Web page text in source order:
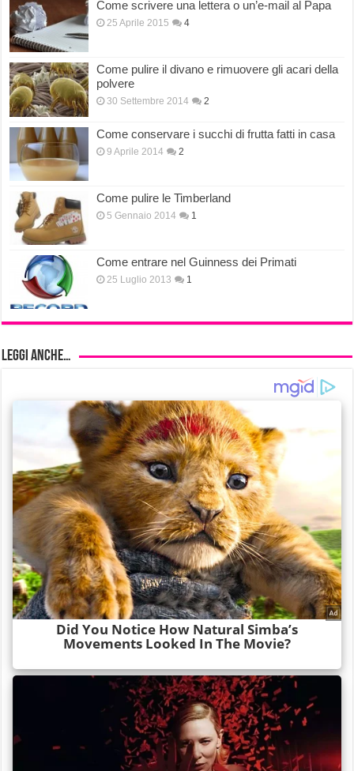
Come scrivere una lettera o un’e-mail al Papa
25 Aprile 2015 4
Come pulire il divano e rimuovere gli acari della
polvere
30 Settembre 2014 2
Come conservare i succhi di frutta fatti in casa
9 Aprile 2014 2
Come pulire le Timberland
5 Gennaio 2014 1
Come entrare nel Guinness dei Primati
25 Luglio 2013 1
Leggi anche…